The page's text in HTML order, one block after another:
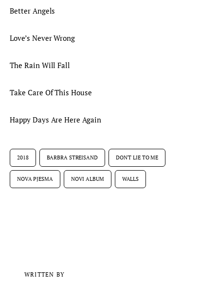
Better Angels
Love’s Never Wrong
The Rain Will Fall
Take Care Of This House
Happy Days Are Here Again
2018 BARBRA STREISAND DON'T LIE TO ME
NOVA PJESMA NOVI ALBUM WALLS
WRITTEN BY